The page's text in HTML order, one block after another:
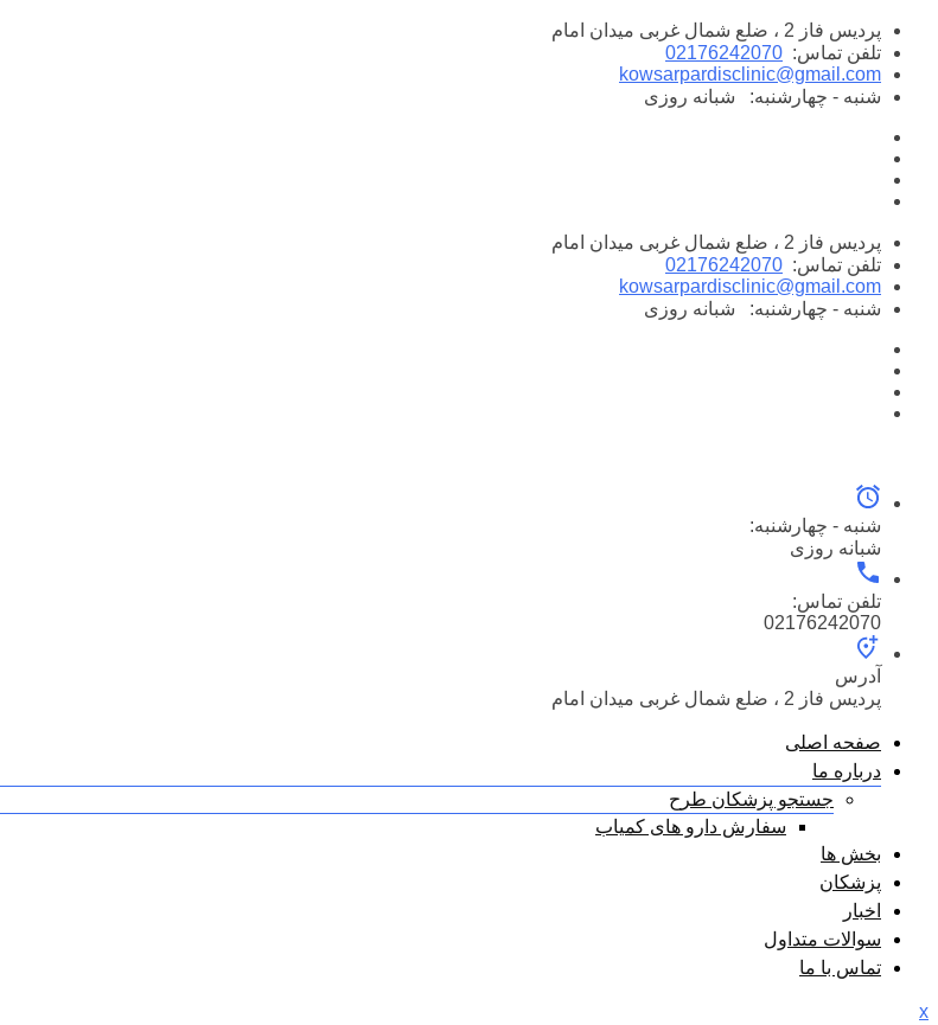
پرش
محتوا
پردیس فاز 2 ، ضلع شمال غربی میدان امام
تلفن تماس: 02176242070
kowsarpardisclinic@gmail.com
شنبه - چهارشنبه:
شبانه روزی
پردیس فاز 2 ، ضلع شمال غربی میدان امام
تلفن تماس: 02176242070
kowsarpardisclinic@gmail.com
شنبه - چهارشنبه:
شبانه روزی
شنبه - چهارشنبه:
شبانه روزی
تلفن تماس:
02176242070
آدرس
پردیس فاز 2 ، ضلع شمال غربی میدان امام
صفحه اصلی
درباره ما
جستجو پزشکان طرح
سفارش دارو های کمیاب
بخش ها
پزشکان
اخبار
سوالات متداول
تماس با ما
x